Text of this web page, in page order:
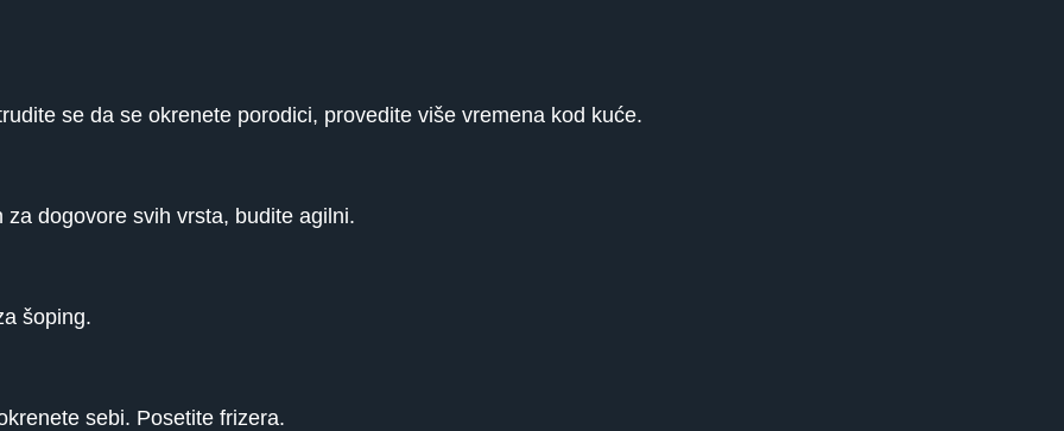
se da se okrenete porodici, provedite više vremena kod kuće.
dogovore svih vrsta, budite agilni.
šoping.
sebi. Posetite frizera.